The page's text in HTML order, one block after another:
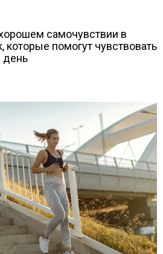
самочувствии в
которые помогут чувствовать
день